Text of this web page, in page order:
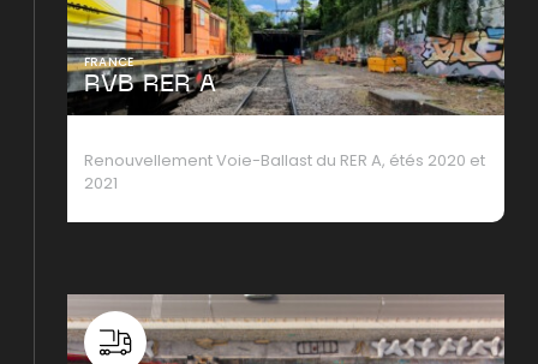
FRANCE
RVB RER A
Renouvellement Voie-Ballast du RER A, étés 2020 et
2021